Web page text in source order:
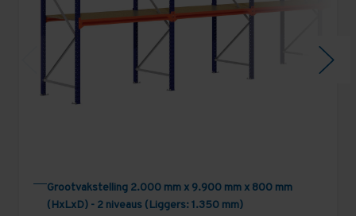
Grootvakstelling 2.000 mm x 9.900 mm x 800 mm
(HxLxD) - 2 niveaus (Liggers: 1.350 mm)